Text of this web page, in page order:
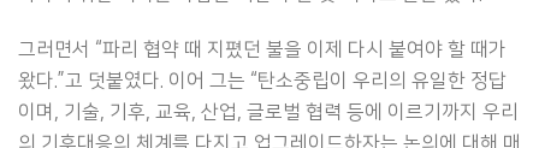
그러면서 “파리 협약 때 지폈던 불을 이제 다시 붙여야 할 때가
왔다.”고 덧붙였다. 이어 그는 “탄소중립이 우리의 유일한 정답
이며, 기술, 기후, 교육, 산업, 글로벌 협력 등에 이르기까지 우리
의 기후대응의 체계를 다지고 업그레이드하자는 논의에 대해 매